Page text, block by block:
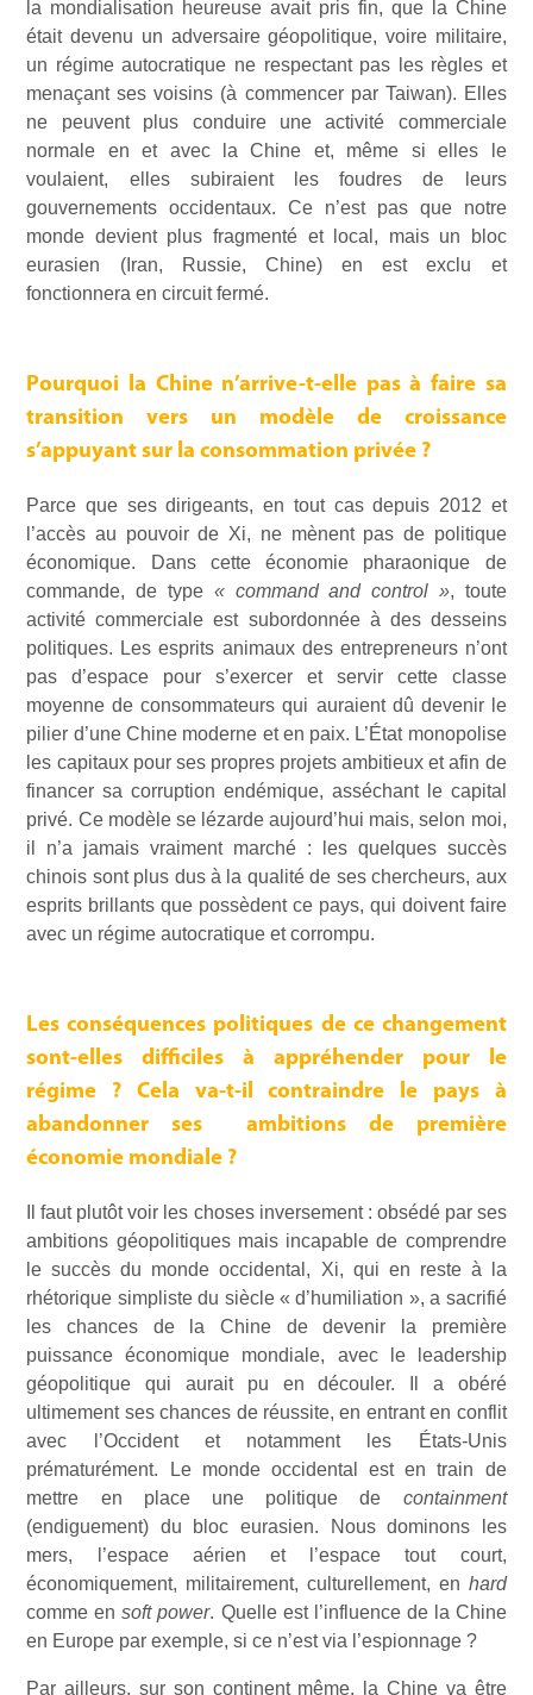
la mondialisation heureuse avait pris fin, que la Chine
était devenu un adversaire géopolitique, voire militaire,
un régime autocratique ne respectant pas les règles et
menaçant ses voisins (à commencer par Taiwan). Elles
ne peuvent plus conduire une activité commerciale
normale en et avec la Chine et, même si elles le
voulaient, elles subiraient les foudres de leurs
gouvernements occidentaux. Ce n’est pas que notre
monde devient plus fragmenté et local, mais un bloc
eurasien (Iran, Russie, Chine) en est exclu et
fonctionnera en circuit fermé.
Pourquoi la Chine n’arrive-t-elle pas à faire sa
transition vers un modèle de croissance
s’appuyant sur la consommation privée ?
Parce que ses dirigeants, en tout cas depuis 2012 et
l’accès au pouvoir de Xi, ne mènent pas de politique
économique. Dans cette économie pharaonique de
commande, de type « command and control », toute
activité commerciale est subordonnée à des desseins
politiques. Les esprits animaux des entrepreneurs n’ont
pas d’espace pour s’exercer et servir cette classe
moyenne de consommateurs qui auraient dû devenir le
pilier d’une Chine moderne et en paix. L’État monopolise
les capitaux pour ses propres projets ambitieux et afin de
financer sa corruption endémique, asséchant le capital
privé. Ce modèle se lézarde aujourd’hui mais, selon moi,
il n’a jamais vraiment marché : les quelques succès
chinois sont plus dus à la qualité de ses chercheurs, aux
esprits brillants que possèdent ce pays, qui doivent faire
avec un régime autocratique et corrompu.
Les conséquences politiques de ce changement
sont-elles difficiles à appréhender pour le
régime ? Cela va-t-il contraindre le pays à
abandonner ses ambitions de première
économie mondiale ?
Il faut plutôt voir les choses inversement : obsédé par ses
ambitions géopolitiques mais incapable de comprendre
le succès du monde occidental, Xi, qui en reste à la
rhétorique simpliste du siècle « d’humiliation », a sacrifié
les chances de la Chine de devenir la première
puissance économique mondiale, avec le leadership
géopolitique qui aurait pu en découler. Il a obéré
ultimement ses chances de réussite, en entrant en conflit
avec l’Occident et notamment les États-Unis
prématurément. Le monde occidental est en train de
mettre en place une politique de containment
(endiguement) du bloc eurasien. Nous dominons les
mers, l’espace aérien et l’espace tout court,
économiquement, militairement, culturellement, en hard
comme ensoft power. Quelle est l’influence de la Chine
en Europe par exemple, si ce n’est via l’espionnage ?
Par ailleurs, sur son continent même, la Chine va être